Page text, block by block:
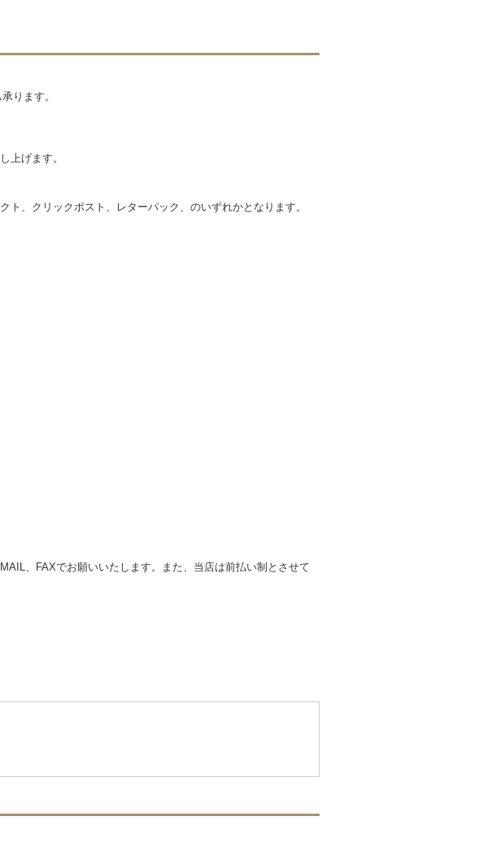
ります。
上げます。
、クリックポスト、レターパック、のいずれかとなります。
、FAXでお願いいたします。また、当店は前払い制とさせて